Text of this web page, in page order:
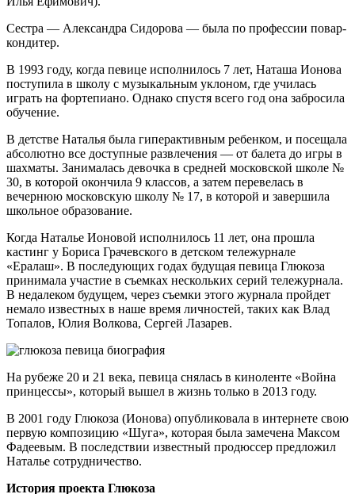
Сестра — Александра Сидорова — была по профессии повар-
кондитер.
В 1993 году, когда певице исполнилось 7 лет, Наташа Ионова
поступила в школу с музыкальным уклоном, где училась
играть на фортепиано. Однако спустя всего год она забросила
обучение.
В детстве Наталья была гиперактивным ребенком, и посещала
абсолютно все доступные развлечения — от балета до игры в
шахматы. Занималась девочка в средней московской школе №
30, в которой окончила 9 классов, а затем перевелась в
вечернюю московскую школу № 17, в которой и завершила
школьное образование.
Когда Наталье Ионовой исполнилось 11 лет, она прошла
кастинг у Бориса Грачевского в детском тележурнале
«Ералаш». В последующих годах будущая певица Глюкоза
принимала участие в съемках нескольких серий тележурнала.
В недалеком будущем, через съемки этого журнала пройдет
немало известных в наше время личностей, таких как Влад
Топалов, Юлия Волкова, Сергей Лазарев.
На рубеже 20 и 21 века, певица снялась в киноленте «Война
принцессы», который вышел в жизнь только в 2013 году.
В 2001 году Глюкоза (Ионова) опубликовала в интернете свою
первую композицию «Шуга», которая была замечена Максом
Фадеевым. В последствии известный продюссер предложил
Наталье сотрудничество.
История проекта Глюкоза